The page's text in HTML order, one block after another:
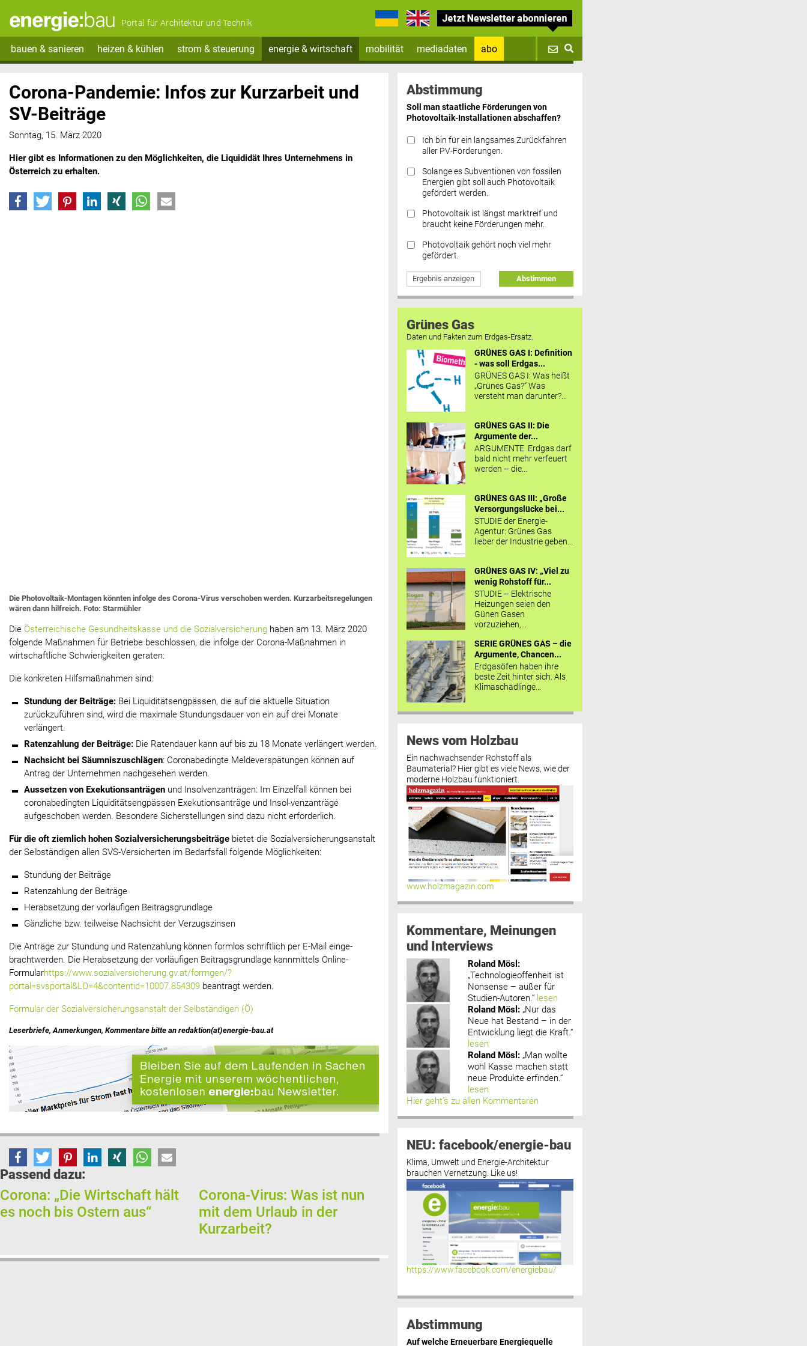
Portal für Architektur und Technik
bauen & sanieren heizen & kühlen strom & steuerung energie & wirtschaft mobilität mediadaten
abo
Datenschutz FAQs
Corona-Pandemie: Infos zur Kurzarbeit und
SV-Beiträge
Sonntag, 15. März 2020
Hier gibt es Informationen zu den Möglichkeiten, die Liquididät Ihres Unternehmens in
Österreich zu erhalten.
Die Photovoltaik-Montagen könnten infolge des Corona-Virus verschoben werden. Kurzarbeitsregelungen
wären dann hilfreich. Foto: Starmühler
Die Österreichische Gesundheitskasse und die Sozialversicherung haben am 13. März 2020
folgende Maßnahmen für Betriebe beschlossen, die infolge der Corona-Maßnahmen in
wirtschaftliche Schwierigkeiten geraten:
Die konkreten Hilfsmaßnahmen sind:
Stundung der Beiträge: Bei Liquiditätsengpässen, die auf die aktuelle Situation
zurückzuführen sind, wird die maximale Stundungsdauer von ein auf drei Monate
verlängert.
Ratenzahlung der Beiträge: Die Ratendauer kann auf bis zu 18 Monate verlängert werden.
Nachsicht bei Säumniszuschlägen: Coronabedingte Meldeverspätungen können auf
Antrag der Unternehmen nachgesehen werden.
Aussetzen von Exekutionsanträgen und Insolvenzanträgen: Im Einzelfall können bei
coronabedingten Liquiditätsengpässen Exekutionsanträge und Insol-venzanträge
aufgeschoben werden. Besondere Sicherstellungen sind dazu nicht erforderlich.
Für die oft ziemlich hohen Sozialversicherungsbeiträge bietet die Sozialversicherungsanstalt
der Selbständigen allen SVS-Versicherten im Bedarfsfall folgende Möglichkeiten:
Stundung der Beiträge
Ratenzahlung der Beiträge
Herabsetzung der vorläufigen Beitragsgrundlage
Gänzliche bzw. teilweise Nachsicht der Verzugszinsen
Die Anträge zur Stundung und Ratenzahlung können formlos schriftlich per E-Mail einge-
brachtwerden. Die Herabsetzung der vorläufigen Beitragsgrundlage kannmittels Online-
Formularhttps://www.sozialversicherung.gv.at/formgen/?
portal=svsportal&LO=4&contentid=10007.854309 beantragt werden.
Formular der Sozialversicherungsanstalt der Selbständigen (Ö)
Leserbriefe, Anmerkungen, Kommentare bitte an redaktion(at)energie-bau.at
Passend dazu:
Corona: „Die Wirtschaft hält
es noch bis Ostern aus“
Corona-Virus: Was ist nun
mit dem Urlaub in der
Kurzarbeit?
Abstimmung
Soll man staatliche Förderungen von
Photovoltaik-Installationen abschaffen?
Ich bin für ein langsames Zurückfahren
aller PV-Förderungen.
Solange es Subventionen von fossilen
Energien gibt soll auch Photovoltaik
gefördert werden.
Photovoltaik ist längst marktreif und
braucht keine Förderungen mehr.
Photovoltaik gehört noch viel mehr
gefördert.
Ergebnis anzeigen Abstimmen
Grünes Gas
Daten und Fakten zum Erdgas-Ersatz.
GRÜNES GAS I: Definition
- was soll Erdgas...
GRÜNES GAS I: Was heißt
„Grünes Gas?“ Was
versteht man darunter?...
GRÜNES GAS II: Die
Argumente der...
ARGUMENTE Erdgas darf
bald nicht mehr verfeuert
werden – die...
GRÜNES GAS III: „Große
Versorgungslücke bei...
STUDIE der Energie-
Agentur: Grünes Gas
lieber der Industrie geben...
GRÜNES GAS IV: „Viel zu
wenig Rohstoff für...
STUDIE – Elektrische
Heizungen seien den
Günen Gasen
vorzuziehen,...
SERIE GRÜNES GAS – die
Argumente, Chancen...
Erdgasöfen haben ihre
beste Zeit hinter sich. Als
Klimaschädlinge...
News vom Holzbau
Ein nachwachsender Rohstoff als
Baumaterial? Hier gibt es viele News, wie der
moderne Holzbau funktioniert.
www.holzmagazin.com
Kommentare, Meinungen
und Interviews
Roland Mösl :
„Technologieoffenheit ist
Nonsense – außer für
Studien-Autoren.“ lesen
Roland Mösl : „Nur das
Neue hat Bestand – in der
Entwicklung liegt die Kraft.“
lesen
Roland Mösl : „Man wollte
wohl Kasse machen statt
neue Produkte erfinden.“
lesen
Hier geht’s zu allen Kommentaren
NEU: facebook/energie-bau
Klima, Umwelt und Energie-Architektur
brauchen Vernetzung. Like us!
https://www.facebook.com/energiebau/
Abstimmung
Auf welche Erneuerbare Energiequelle